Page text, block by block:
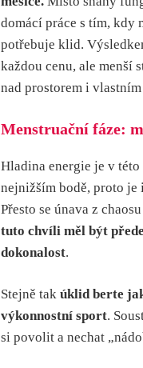
domácí práce s tím, kdy
potřebuje klid.
každou cenu, ale menší
nad prostorem i
Menstruační fáze:
Hladina energie je v
nejnižším bodě, proto je
Přesto se únava z
tuto chvíli měl být
dokonalost.
Stejně tak úklid berte
výkonnostní sport.
si povolit a nechat